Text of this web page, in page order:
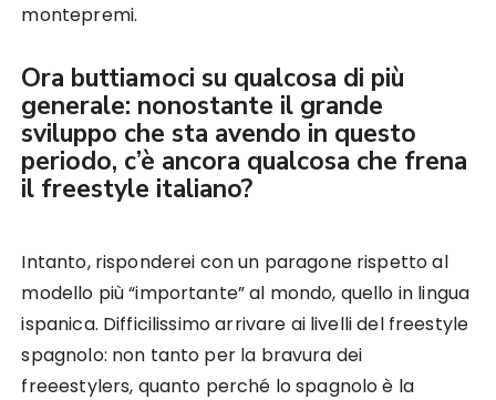
montepremi.
Ora buttiamoci su qualcosa di più
generale: nonostante il grande
sviluppo che sta avendo in questo
periodo, c’è ancora qualcosa che frena
il freestyle italiano?
Intanto, risponderei con un paragone rispetto al
modello più “importante” al mondo, quello in lingua
ispanica. Difficilissimo arrivare ai livelli del freestyle
spagnolo: non tanto per la bravura dei
freeestylers, quanto perché lo spagnolo è la